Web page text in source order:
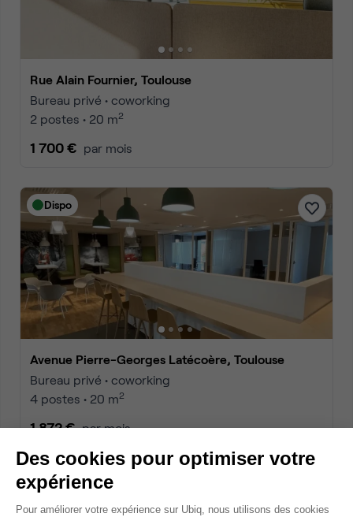
Rue Alain Fournier, Toulouse
Bureau privé • coworking
2 postes • 20 m2
1 700 € par mois
Dispo
Avenue Pierre-Georges Latécoère, Toulouse
Bureau privé • coworking
4 postes • 20 m2
1 872 € par mois
Dispo
Des cookies pour optimiser votre
expérience
Plateforme de Gestion du
Pour améliorer votre expérience sur Ubiq, nous utilisons des cookies